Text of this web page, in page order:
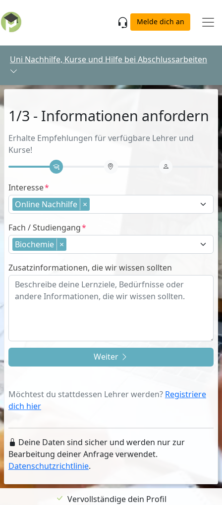
Melde dich an
Uni Nachhilfe, Kurse und Hilfe bei Abschlussarbeiten
1/3 - Informationen anfordern
Erhalte Empfehlungen für verfügbare Lehrer und
Kurse!
Interesse
Online Nachhilfe ×
Fach / Studiengang
Biochemie ×
Zusatzinformationen, die wir wissen sollten
Weiter
Möchtest du stattdessen Lehrer werden? Registriere
dich hier
Deine Daten sind sicher und werden nur zur
Bearbeitung deiner Anfrage verwendet.
Datenschutzrichtlinie.
Vervollständige dein Profil